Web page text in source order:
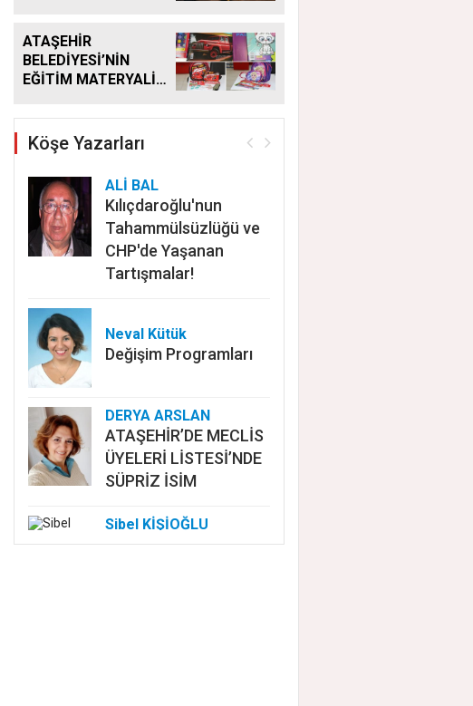
ATAŞEHİR
BELEDİYESİ’NİN
EĞİTİM MATERYALİ
DÖNEMDE DE
SÜRÜYOR
Köşe Yazarları
ALİ BAL
Kılıçdaroğlu'nun
Tahammülsüzlüğü ve
CHP'de Yaşanan
Tartışmalar!
Neval Kütük
Değişim Programları
DERYA ARSLAN
ATAŞEHİR’DE MECLİS
ÜYELERİ LİSTESİ’NDE
SÜPRİZ İSİM
Sibel KİŞİOĞLU
EUROVISION'DA